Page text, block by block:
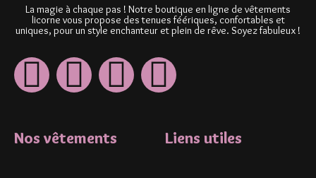
La magie à chaque pas ! Notre boutique en ligne de vêtements
licorne vous propose des tenues féériques, confortables et
uniques, pour un style enchanteur et plein de rêve. Soyez fabuleux !
Nos vêtements Liens utiles